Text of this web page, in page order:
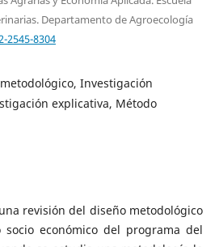
Departamento de Agroecología
8304
Investigación
explicativa, Método
revisión del diseño metodológico
económico del programa del